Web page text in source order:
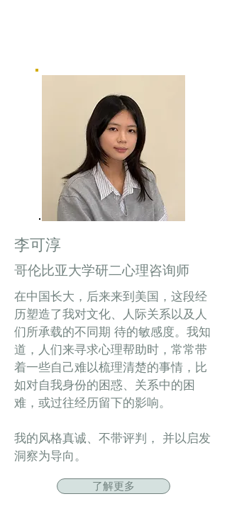
李可淳
哥伦比亚大学研二心理咨询师
在中国长大，后来来到美国，这段经
历塑造了我对文化、人际关系以及人
们所承载的不同期 待的敏感度。我知
道，人们来寻求心理帮助时，常常带
着一些自己难以梳理清楚的事情，比
如对自我身份的困惑、关系中的困
难，或过往经历留下的影响。
我的风格真诚、不带评判， 并以启发
洞察为导向。
了解更多